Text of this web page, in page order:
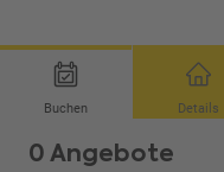
Buchen Details
0 Angebote